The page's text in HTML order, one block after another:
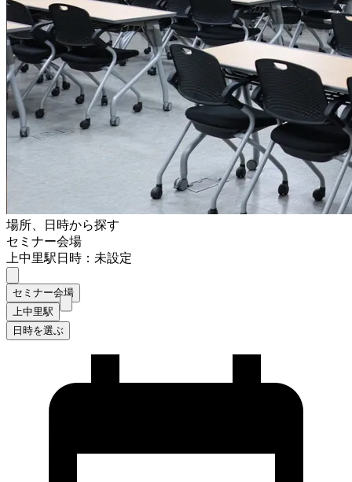
場所、日時から探す
セミナー会場
上中里駅日時：未設定
セミナー会場
上中里駅
日時を選ぶ